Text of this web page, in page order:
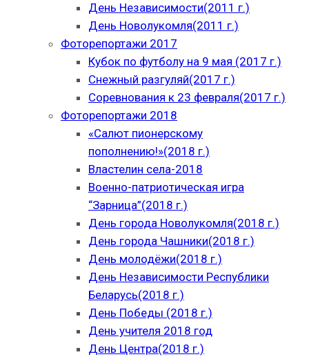
День Независимости(2011 г.)
День Новолукомля(2011 г.)
Фоторепортажи 2017
Кубок по футболу на 9 мая (2017 г.)
Снежный разгуляй(2017 г.)
Соревнования к 23 февраля(2017 г.)
Фоторепортажи 2018
«Салют пионерскому
пополнению!»(2018 г.)
Властелин села-2018
Военно-патриотическая игра
“Зарница”(2018 г.)
День города Новолукомля(2018 г.)
День города Чашники(2018 г.)
День молодёжи(2018 г.)
День Независимости Республики
Беларусь(2018 г.)
День Победы (2018 г.)
День учителя 2018 год
День Центра(2018 г.)